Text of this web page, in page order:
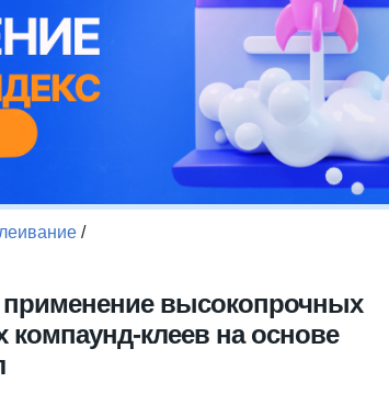
/
применение высокопрочных
компаунд-клеев на основе